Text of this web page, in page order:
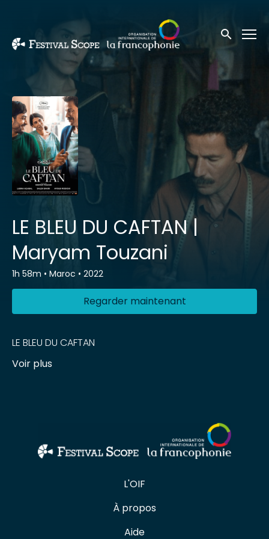
LE BLEU DU CAFTAN |
Maryam Touzani
1h 58m • Maroc • 2022
Regarder maintenant
LE BLEU DU CAFTAN
Voir plus
L'OIF
À propos
Aide